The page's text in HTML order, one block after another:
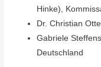
Hinke),
Dr. Christian
Gabriele
Deutschland